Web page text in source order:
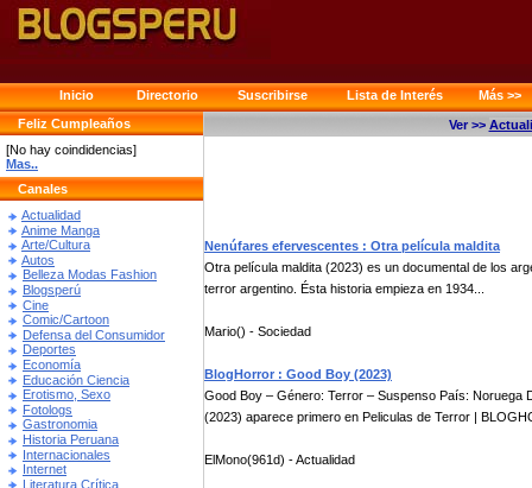
Inicio Directorio Suscribirse Lista de Interés
Más >>
Feliz Cumpleaños
[No hay coindidencias]
Mas..
Canales
Actualidad
Anime Manga
Arte/Cultura
Autos
Belleza Modas Fashion
Blogsperú
Cine
Comic/Cartoon
Defensa del Consumidor
Deportes
Economía
Educación Ciencia
Erotismo, Sexo
Fotologs
Gastronomia
Historia Peruana
Internacionales
Internet
Literatura Crítica
Ver >>
Nenúfares efervescentes : Otra película maldita
Otra película maldita (2023) es un documental de los
terror argentino. Ésta historia empieza en 1934...
Mario() - Sociedad
BlogHorror : Good Boy (2023)
Good Boy – Género: Terror – Suspenso País: Noruega
(2023) aparece primero en Peliculas de Terror |
ElMono(961d) - Actualidad